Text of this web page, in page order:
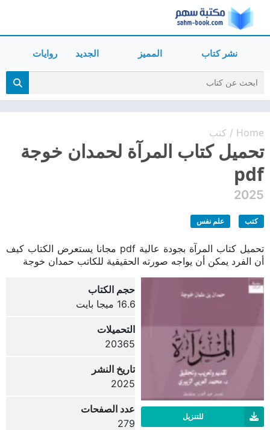
نشر كتاب المميز الجديد روايات
Home
/ كتب
تحميل كتاب المرآة لحمدان خوجة
pdf
2025
كتب علم نفس
تحميل كتاب المرآة بجودة عالية pdf مجانا يستعرض الكتاب كيف
أن الفرد يمكن أن يواجه صورته الحقيقية للكاتب حمدان خوجة
للتنزيل
حجم الكتاب
16.6 ميجا بايت
التحميلات
20365
تاريخ النشر
2025
عدد الصفحات
279